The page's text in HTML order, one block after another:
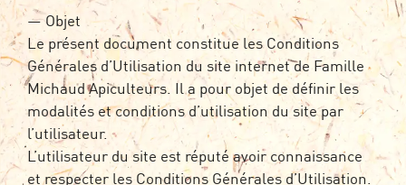
— Objet
Le présent document constitue les Conditions
Générales d’Utilisation du site internet de Famille
Michaud Apiculteurs. Il a pour objet de définir les
modalités et conditions d’utilisation du site par
l’utilisateur.
L’utilisateur du site est réputé avoir connaissance
et respecter les Conditions Générales d’Utilisation.